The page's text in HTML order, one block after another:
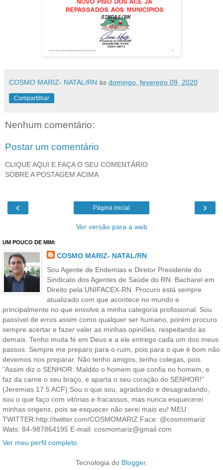
COSMO MARIZ- NATAL/RN às domingo, fevereiro 09, 2020
Compartilhar
Nenhum comentário:
Postar um comentário
CLIQUE AQUI E FAÇA O SEU COMENTÁRIO
SOBRE A POSTAGEM ACIMA
‹ ›
Página inicial
Ver versão para a web
UM POUCO DE MIM:
COSMO MARIZ- NATAL/RN
Sou Agente de Endemias e Diretor Presidente do
Sindicato dos Agentes de Saúde do RN. Bacharel em
Direito pela UNIFACEX-RN. Procuro está sempre
atualizado com que acontece no mundo e
principalmente no que envolve a minha categoria profissional. Sou
passível de erros assim como qualquer ser humano, porém procuro
sempre acertar e fazer valer as minhas opiniões, respeitando às
demais. Tenho muita fé em Deus e a ele entrego cada um dos meus
passos. Sempre me preparo para o ruim, pois para o que é bom não
devemos nos preparar. Não tenho amigos, tenho colegas, pois
“Assim diz o SENHOR: Maldito o homem que confia no homem, e
faz da carne o seu braço, e aparta o seu coração do SENHOR!”
(Jeremias 17:5 ACF) Sou o que sou, agradando e desagradando,
sou o que faço com vitórias e fracassos, mas nunca esquecerei
minhas origens, pois se esquecer não serei mais eu! MEU
TWITTER:http://twitter.com/COSMOMARIZ Face: @cosmomariz
Wats: 84-987864195 E-mail: cosmomariz@gmail.com
Ver meu perfil completo
Tecnologia do Blogger.